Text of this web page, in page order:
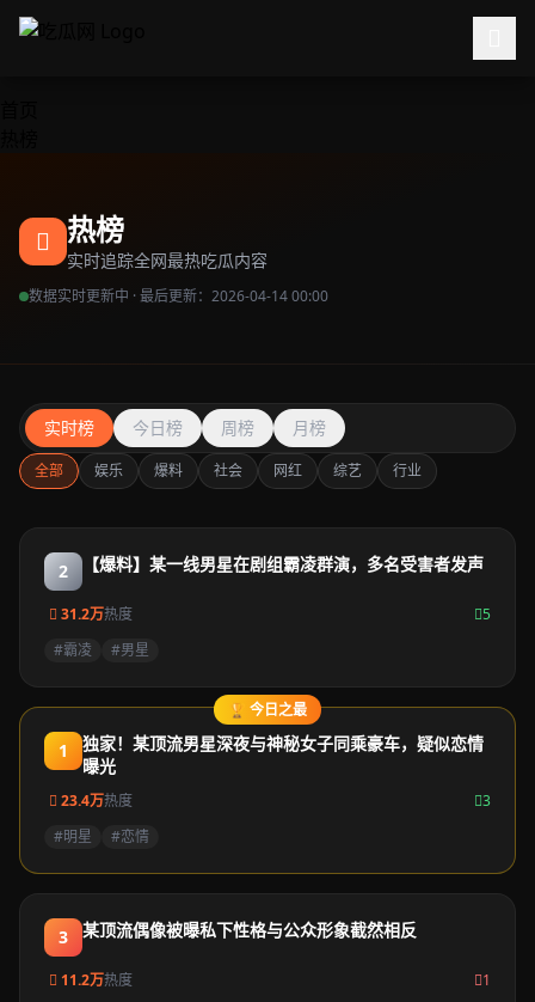
跳过导航
热榜
实时追踪全网最热吃瓜内容
数据实时更新中 · 最后更新：2026-04-14 00:00
实时榜 今日榜 周榜 月榜
全部 娱乐 爆料 社会 网红 综艺 行业
2 【爆料】某一线男星在剧组霸凌群演，多名受害者发声
31.2万热度
5
#霸凌
#男星
🏆 今日之最
1
独家！某顶流男星深夜与神秘女子同乘豪车，疑似恋情
曝光
23.4万热度
3
#明星
#恋情
3 某顶流偶像被曝私下性格与公众形象截然相反
11.2万热度
1